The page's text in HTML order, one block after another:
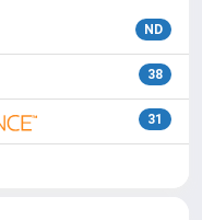
ND
38
31